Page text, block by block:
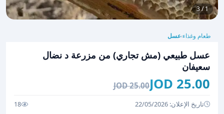
1 / 3
طعام وغذاء›عسل
عسل طبيعي (مش تجاري) من مزرعة د نضال
سعيفان
25.00 JOD
25.00 JOD
تاريخ الإعلان: 22/05/2026 18